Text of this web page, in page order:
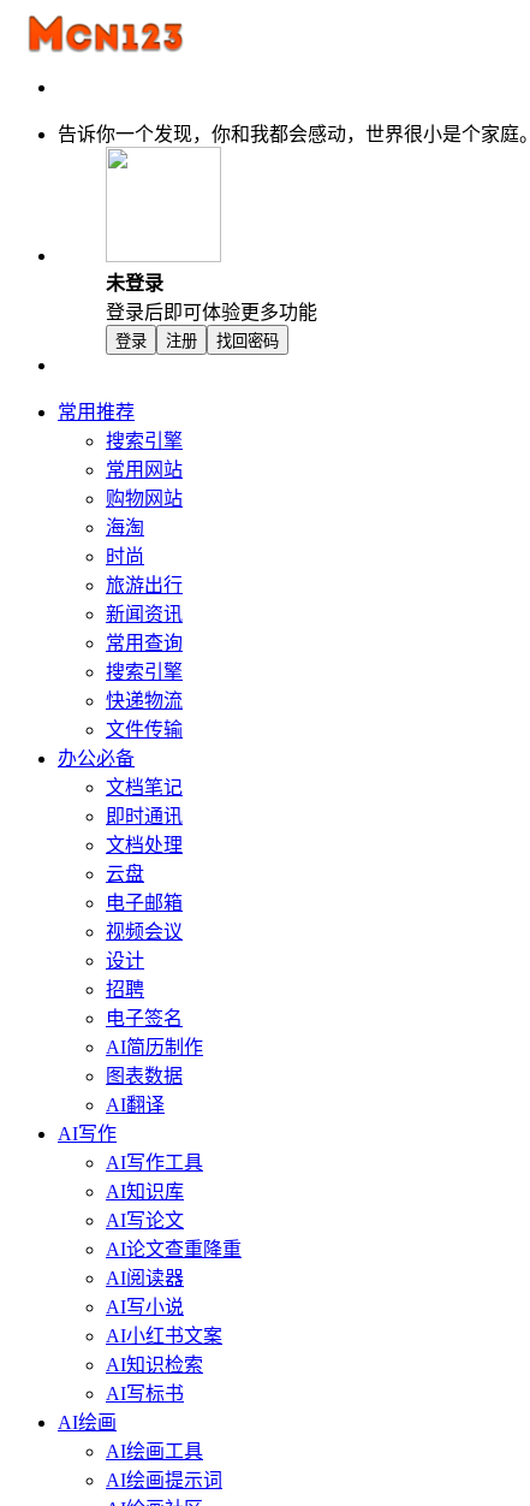
告诉你一个发现，你和我都会感动，世界很小是个家庭。
未登录
登录后即可体验更多功能
登录 注册 找回密码
常用推荐
搜索引擎
常用网站
购物网站
海淘
时尚
旅游出行
新闻资讯
常用查询
搜索引擎
快递物流
文件传输
办公必备
文档笔记
即时通讯
文档处理
云盘
电子邮箱
视频会议
设计
招聘
电子签名
AI简历制作
图表数据
AI翻译
AI写作
AI写作工具
AI知识库
AI写论文
AI论文查重降重
AI阅读器
AI写小说
AI小红书文案
AI知识检索
AI写标书
AI绘画
AI绘画工具
AI绘画提示词